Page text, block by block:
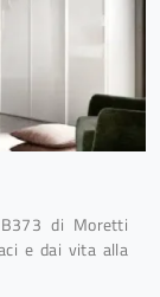
di Moretti
e dai vita alla